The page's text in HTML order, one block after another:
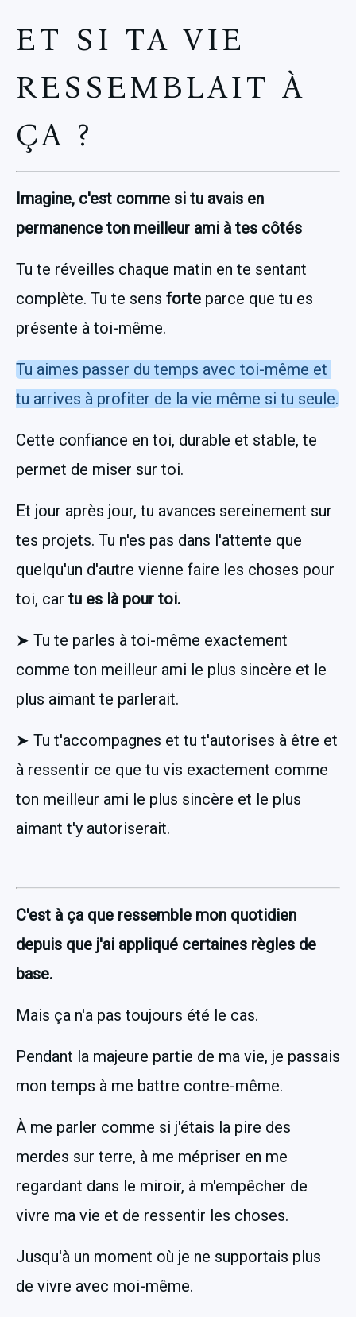
ET SI TA VIE
RESSEMBLAIT À
ÇA ?
Imagine, c'est comme si tu avais en
permanence ton meilleur ami à tes côtés
Tu te réveilles chaque matin en te sentant
complète. Tu te sens forte parce que tu es
présente à toi-même.
Tu aimes passer du temps avec toi-même et
tu arrives à profiter de la vie même si tu seule.
Cette confiance en toi, durable et stable, te
permet de miser sur toi.
Et jour après jour, tu avances sereinement sur
tes projets. Tu n'es pas dans l'attente que
quelqu'un d'autre vienne faire les choses pour
toi, car tu es là pour toi.
➤ Tu te parles à toi-même exactement
comme ton meilleur ami le plus sincère et le
plus aimant te parlerait.
➤ Tu t'accompagnes et tu t'autorises à être et
à ressentir ce que tu vis exactement comme
ton meilleur ami le plus sincère et le plus
aimant t'y autoriserait.
C'est à ça que ressemble mon quotidien
depuis que j'ai appliqué certaines règles de
base.
Mais ça n'a pas toujours été le cas.
Pendant la majeure partie de ma vie, je passais
mon temps à me battre contre-même.
À me parler comme si j'étais la pire des
merdes sur terre, à me mépriser en me
regardant dans le miroir, à m'empêcher de
vivre ma vie et de ressentir les choses.
Jusqu'à un moment où je ne supportais plus
de vivre avec moi-même.